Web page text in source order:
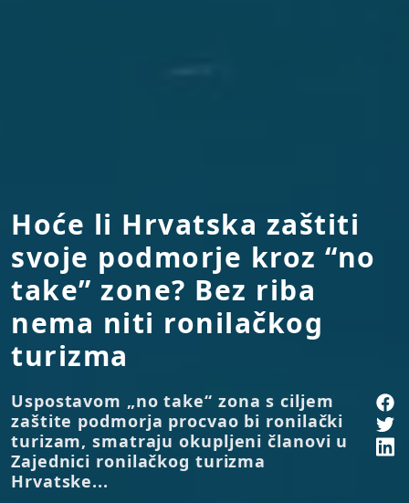
Hoće li Hrvatska zaštiti
svoje podmorje kroz “no
take” zone? Bez riba
nema niti ronilačkog
turizma
Uspostavom „no take“ zona s ciljem
zaštite podmorja procvao bi ronilački
turizam, smatraju okupljeni članovi u
Zajednici ronilačkog turizma
Hrvatske...